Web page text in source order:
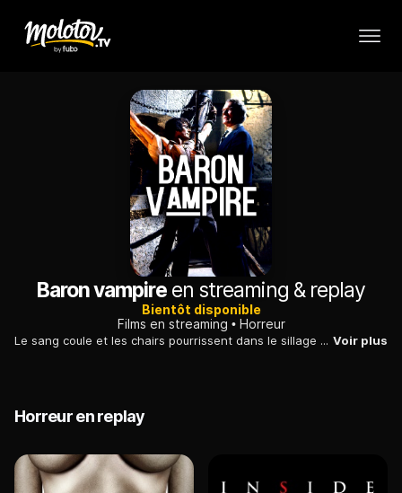
Baron vampireen streaming & replay
Bientôt disponible
Films en streaming
Horreur
Le sang coule et les chairs pourrissent dans le sillage du Baron Vampire, tandis que le maître italien du fantastique flamboyant Mario Bava déploie son art des ambiances et des surprises gothiques. Voir plus
Horreur en replay